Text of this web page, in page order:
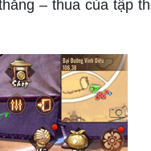
– thua của tập